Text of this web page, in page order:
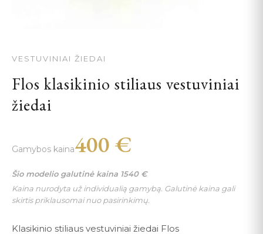
VESTUVINIAI ŽIEDAI
Flos klasikinio stiliaus vestuviniai
žiedai
Gamybos kaina400 €
Šio modelio galutinė kaina 1540 €
Kaina nurodyta už individualią gamybą. Galutinė kaina gali
skirtis priklausomai nuo pasirinkimų.
Klasikinio stiliaus vestuviniai žiedai Flos